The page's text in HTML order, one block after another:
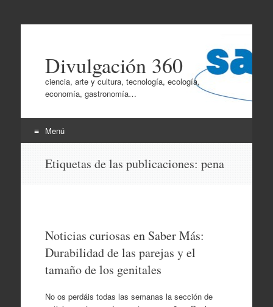
Divulgación 360
ciencia, arte y cultura, tecnología, ecología,
economía, gastronomía…
Menú
Etiquetas de las publicaciones: pena
Noticias curiosas en Saber Más:
Durabilidad de las parejas y el
tamaño de los genitales
No os perdáis todas las semanas la sección de